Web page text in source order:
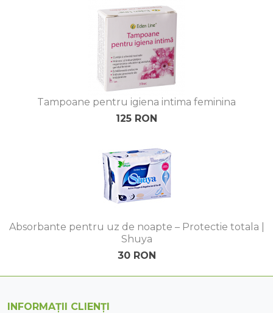
Tampoane pentru igiena intima feminina
125 RON
Absorbante pentru uz de noapte – Protectie totala |
Shuya
30 RON
INFORMAȚII CLIENȚI